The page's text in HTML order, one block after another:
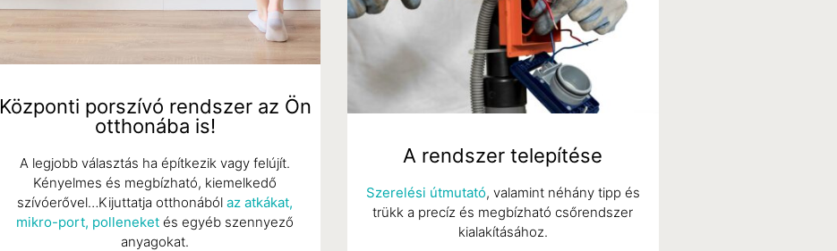
Központi porszívó rendszer az Ön
otthonába is!
A legjobb választás ha építkezik vagy felújít.
Kényelmes és megbízható, kiemelkedő
szívóerővel…Kijuttatja otthonábólaz atkákat,
mikro-port, polleneket és egyéb szennyező
anyagokat.
A rendszer telepítése
Szerelési útmutató, valamint néhány tipp és
trükk a precíz és megbízható csőrendszer
kialakításához.